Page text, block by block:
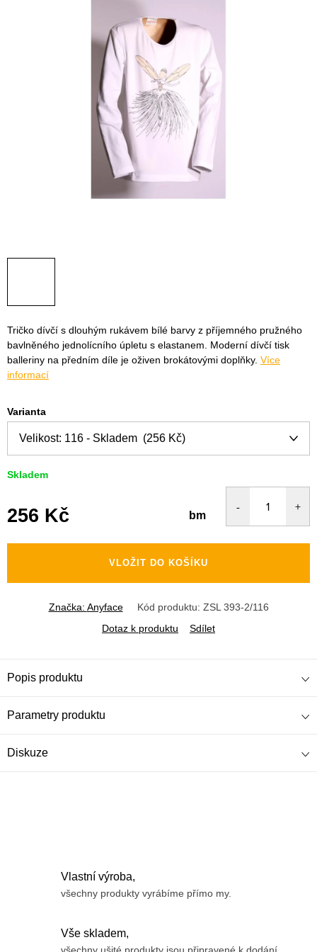
Tričko dívčí s dlouhým rukávem bílé barvy z příjemného pružného
bavlněného jednolícního úpletu s elastanem. Moderní dívčí tisk
balleriny na předním díle je oživen brokátovými doplňky. Více
informací
Varianta
Skladem
256 Kč
cena:
bm
VLOŽIT DO KOŠÍKU
Značka: Anyface Kód produktu: ZSL 393-2/116
Dotaz k produktu
Sdílet
Popis produktu
Parametry produktu
Diskuze
Vlastní výroba,
všechny produkty vyrábíme přímo my.
Vše skladem,
všechny ušité produkty jsou připravené k dodání.